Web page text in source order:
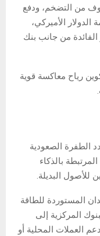
من التضخم، ودفع
الدولار الأميركي،
من جانب بنك
رياح معاكسة قوية
الطفرة الصعودية
بالذكاء
البديلة.
المستوردة للطاقة
المركزية إلى
العملات المحلية أو